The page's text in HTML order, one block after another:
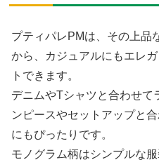
プティパレPMは、その上品
から、カジュアルにもエレ
トできます。
デニムやTシャツと合わせて
ンピースやセットアップと
にもぴったりです。
モノグラム柄はシンプルな